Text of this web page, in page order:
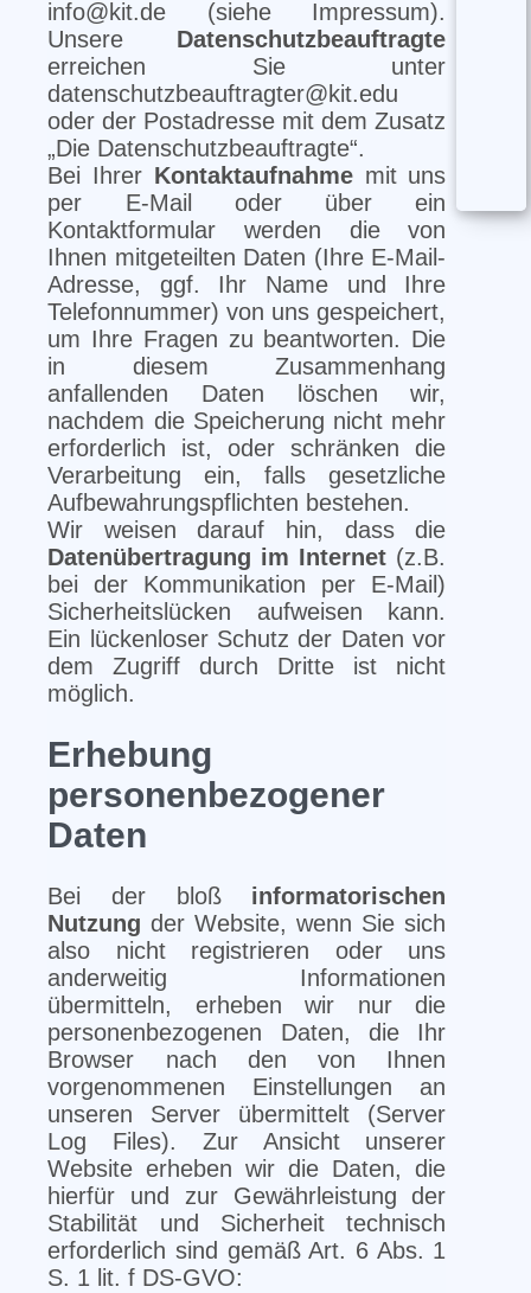
info@kit.de (siehe Impressum).
Unsere Datenschutzbeauftragte
erreichen Sie unter
datenschutzbeauftragter@kit.edu
oder der Postadresse mit dem Zusatz
„Die Datenschutzbeauftragte“.
Bei Ihrer Kontaktaufnahmemit uns
per E-Mail oder über ein
Kontaktformular werden die von
Ihnen mitgeteilten Daten (Ihre E-Mail-
Adresse, ggf. Ihr Name und Ihre
Telefonnummer) von uns gespeichert,
um Ihre Fragen zu beantworten. Die
in diesem Zusammenhang
anfallenden Daten löschen wir,
nachdem die Speicherung nicht mehr
erforderlich ist, oder schränken die
Verarbeitung ein, falls gesetzliche
Aufbewahrungspflichten bestehen.
Wir weisen darauf hin, dass die
Datenübertragung im Internet (z.B.
bei der Kommunikation per E-Mail)
Sicherheitslücken aufweisen kann.
Ein lückenloser Schutz der Daten vor
dem Zugriff durch Dritte ist nicht
möglich.
Erhebung
personenbezogener
Daten
Bei der bloß informatorischen
Nutzung der Website, wenn Sie sich
also nicht registrieren oder uns
anderweitig Informationen
übermitteln, erheben wir nur die
personenbezogenen Daten, die Ihr
Browser nach den von Ihnen
vorgenommenen Einstellungen an
unseren Server übermittelt (Server
Log Files). Zur Ansicht unserer
Website erheben wir die Daten, die
hierfür und zur Gewährleistung der
Stabilität und Sicherheit technisch
erforderlich sind gemäß Art. 6 Abs. 1
S. 1 lit. f DS-GVO: